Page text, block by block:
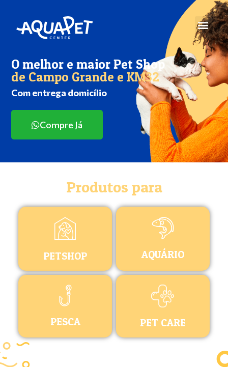
O melhor e maior Pet Shop
de Campo Grande e KM32
Com entrega domicílio
Compre Já
Produtos para
PETSHOP AQUÁRIO
PESCA PET CARE